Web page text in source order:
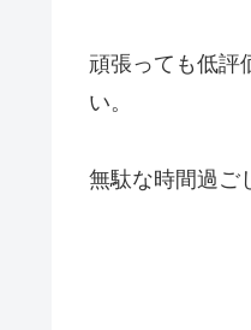
頑張っても低評
い。
無駄な時間過ご